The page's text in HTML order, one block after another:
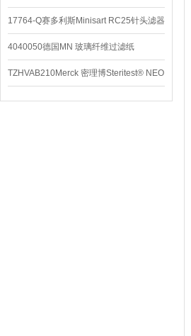
养基
17764-Q赛多利斯Minisart RC25针头滤器
4040050德国MN 玻璃纤维过滤纸
TZHVAB210Merck 密理博Steritest® NEO
设备